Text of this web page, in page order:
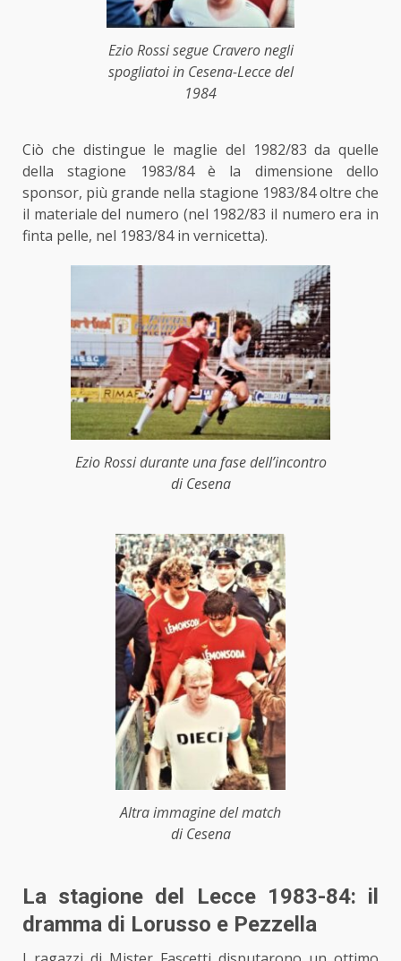
Ezio Rossi segue Cravero negli
spogliatoi in Cesena-Lecce del
1984
Ciò che distingue le maglie del 1982/83 da quelle
della stagione 1983/84 è la dimensione dello
sponsor, più grande nella stagione 1983/84 oltre che
il materiale del numero (nel 1982/83 il numero era in
finta pelle, nel 1983/84 in vernicetta).
Ezio Rossi durante una fase dell’incontro
di Cesena
Altra immagine del match
di Cesena
La stagione del Lecce 1983-84: il
dramma di Lorusso e Pezzella